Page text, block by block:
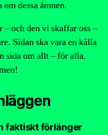
dessa ämnen.
och den vi skaffar oss –
Sidan ska vara en källa
sida om allt – för alla.
faktiskt förlänger